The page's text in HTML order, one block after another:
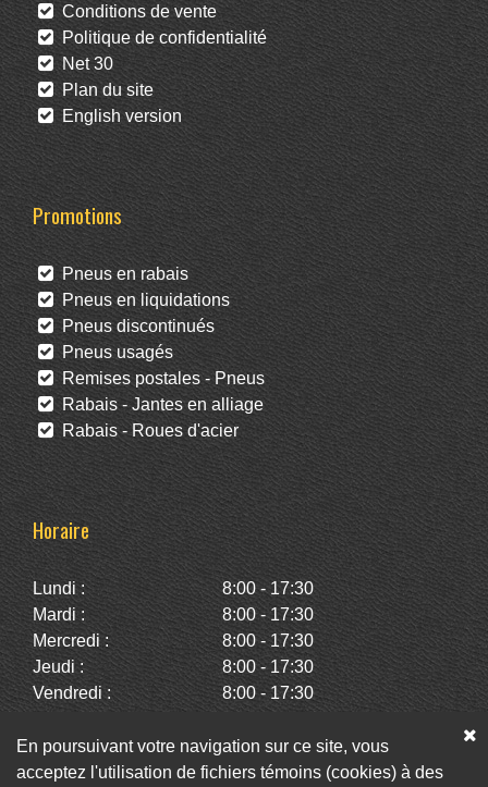
Conditions de vente
Politique de confidentialité
Net 30
Plan du site
English version
Promotions
Pneus en rabais
Pneus en liquidations
Pneus discontinués
Pneus usagés
Remises postales - Pneus
Rabais - Jantes en alliage
Rabais - Roues d'acier
Horaire
Lundi :
8:00 - 17:30
Mardi :
8:00 - 17:30
Mercredi :
8:00 - 17:30
Jeudi :
8:00 - 17:30
Vendredi :
8:00 - 17:30
Dimanche :
Fermé
En poursuivant votre navigation sur ce site, vous
acceptez l'utilisation de fichiers témoins (cookies) à des